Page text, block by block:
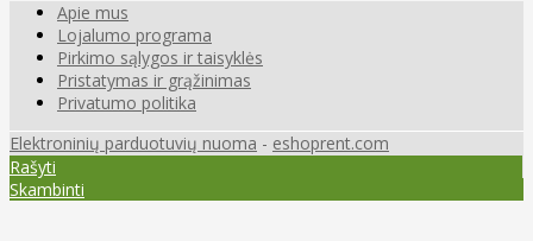
Apie mus
Lojalumo programa
Pirkimo sąlygos ir taisyklės
Pristatymas ir grąžinimas
Privatumo politika
Elektroninių parduotuvių nuoma - eshoprent.com
Rašyti
Skambinti